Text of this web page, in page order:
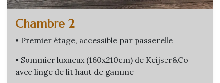
Chambre 2
• Premier étage, accessible par passerelle
• Sommier luxueux (160x210cm) de Keijser&Co
avec linge de lit haut de gamme